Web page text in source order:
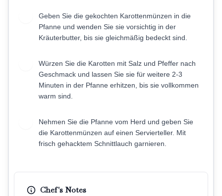
Geben Sie die gekochten Karottenmünzen in die
Pfanne und wenden Sie sie vorsichtig in der
Kräuterbutter, bis sie gleichmäßig bedeckt sind.
Würzen Sie die Karotten mit Salz und Pfeffer nach
Geschmack und lassen Sie sie für weitere 2-3
Minuten in der Pfanne erhitzen, bis sie vollkommen
warm sind.
Nehmen Sie die Pfanne vom Herd und geben Sie
die Karottenmünzen auf einen Servierteller. Mit
frisch gehacktem Schnittlauch garnieren.
Chef's Notes